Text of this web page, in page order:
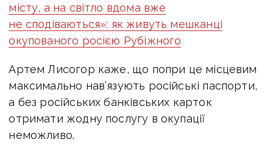
місту, а на світло вдома вже
не сподіваються»: як живуть мешканці
окупованого росією Рубіжного
Артем Лисогор каже, що попри це місцевим
максимально нав’язують російські паспорти,
а без російських банківських карток
отримати жодну послугу в окупації
неможливо.